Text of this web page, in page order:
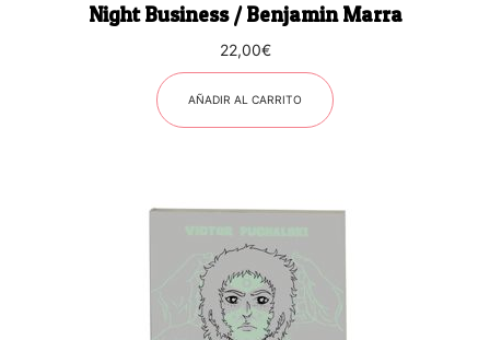
Night Business / Benjamin Marra
22,00€
AÑADIR AL CARRITO